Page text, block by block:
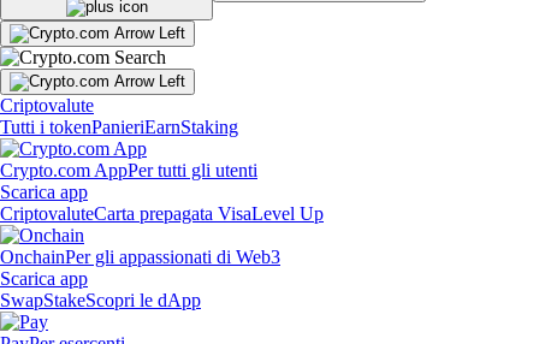
Criptovalute
Tutti i tokenPanieriEarnStaking
Crypto.com AppPer tutti gli utenti
Scarica app
CriptovaluteCarta prepagata VisaLevel Up
OnchainPer gli appassionati di Web3
Scarica app
SwapStakeScopri le dApp